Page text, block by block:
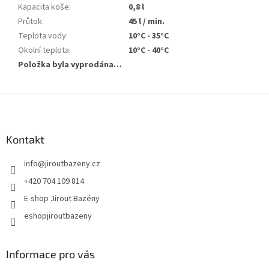
Kapacita koše:
0,8 l
Průtok:
45 l / min.
Teplota vody:
10°C - 35°C
Okolní teplota:
10°C - 40°C
Položka byla vyprodána…
Kontakt
info@jiroutbazeny.cz
+420 704 109 814
E-shop Jirout Bazény
eshopjiroutbazeny
Informace pro vás